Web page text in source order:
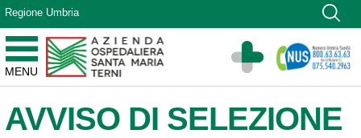
Vai ai contenuti
Vai al menu di navigazione
Vai al footer
Regione Umbria
MENU
Azienda Ospedaliera Santa Maria di Terni
Sito Istituzionale
AVVISO DI SELEZIONE